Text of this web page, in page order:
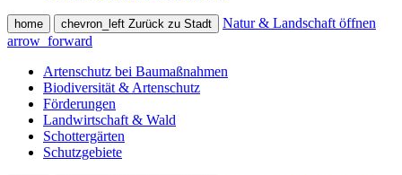
home chevron_left Zurück zu Stadt
Natur & Landschaft öffnen
arrow_forward
Artenschutz bei Baumaßnahmen
Biodiversität & Artenschutz
Förderungen
Landwirtschaft & Wald
Schottergärten
Schutzgebiete